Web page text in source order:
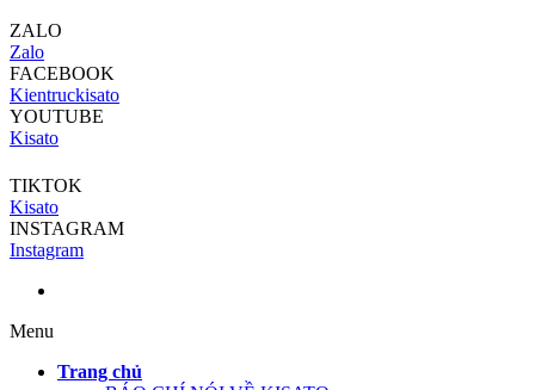
ZALO
Zalo
FACEBOOK
Kientruckisato
YOUTUBE
Kisato
TIKTOK
Kisato
INSTAGRAM
Instagram
Menu
Trang chủ